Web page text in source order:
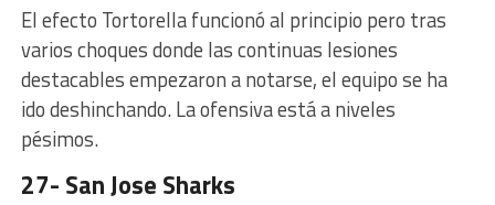
El efecto Tortorella funcionó al principio pero tras
varios choques donde las continuas lesiones
destacables empezaron a notarse, el equipo se ha
ido deshinchando. La ofensiva está a niveles
pésimos.
27- San Jose Sharks